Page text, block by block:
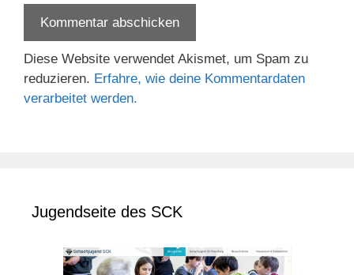
Diese Website verwendet Akismet, um Spam zu
reduzieren. Erfahre, wie deine Kommentardaten
verarbeitet werden.
Jugendseite des SCK